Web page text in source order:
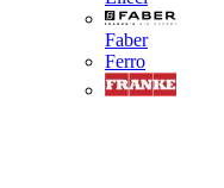
Faber
Ferro